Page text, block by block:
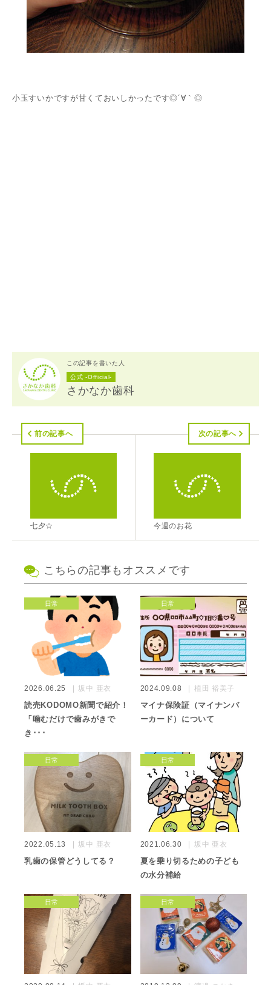
小玉すいかですが甘くておいしかったです◎´∀｀◎
この記事を書いた人
公式 -Official-
さかなか歯科
前の記事へ
七夕☆
次の記事へ
今週のお花
こちらの記事もオススメです
日常
2026.06.25 坂中 亜衣
読売KODOMO新聞で紹介！
「噛むだけで歯みがきで
き･･･
日常
2024.09.08 植田 裕美子
マイナ保険証（マイナンバ
ーカード）について
日常
2022.05.13 坂中 亜衣
乳歯の保管どうしてる？
日常
2021.06.30 坂中 亜衣
夏を乗り切るための子ども
の水分補給
日常 日常